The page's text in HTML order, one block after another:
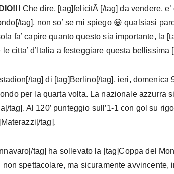
Che dire, [tag]felicitÃ [/tag] da vendere,
tag], non so’ se mi spiego 😀 qualsiasi
fa’ capire quanto questo sia importante, la
le citta’ d’Italia a festeggiare questa bellissima
tag] di [tag]Berlino[/tag], ieri, domenica
per la quarta volta. La nazionale azzurra
tag]. Al 120′ punteggio sull’1-1 con gol su
tag].
tag] ha sollevato la [tag]Coppa del
non spettacolare, ma sicuramente